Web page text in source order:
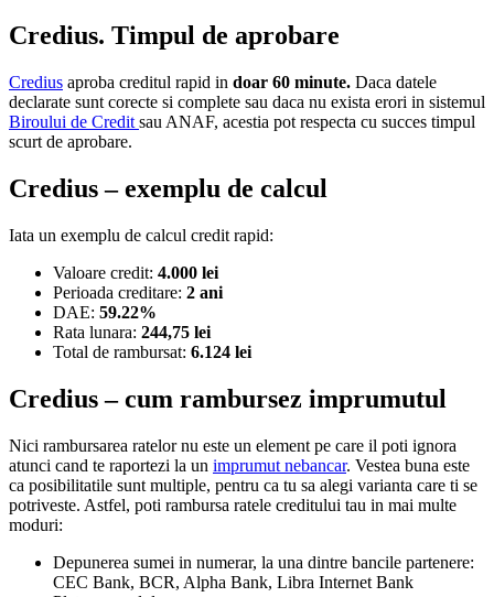
Credius. Timpul de aprobare
Credius aproba creditul rapid in doar 60 minute. Daca datele
declarate sunt corecte si complete sau daca nu exista erori in sistemul
Biroului de Credit sau ANAF, acestia pot respecta cu succes timpul
scurt de aprobare.
Credius – exemplu de calcul
Iata un exemplu de calcul credit rapid:
Valoare credit: 4.000 lei
Perioada creditare: 2 ani
DAE: 59.22%
Rata lunara: 244,75 lei
Total de rambursat: 6.124 lei
Credius – cum rambursez imprumutul
Nici rambursarea ratelor nu este un element pe care il poti ignora
atunci cand te raportezi la un imprumut nebancar. Vestea buna este
ca posibilitatile sunt multiple, pentru ca tu sa alegi varianta care ti se
potriveste. Astfel, poti rambursa ratele creditului tau in mai multe
moduri:
Depunerea sumei in numerar, la una dintre bancile partenere:
CEC Bank, BCR, Alpha Bank, Libra Internet Bank